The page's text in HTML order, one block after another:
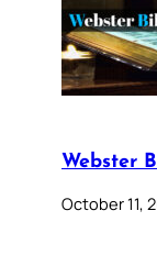
Webster
October 11,